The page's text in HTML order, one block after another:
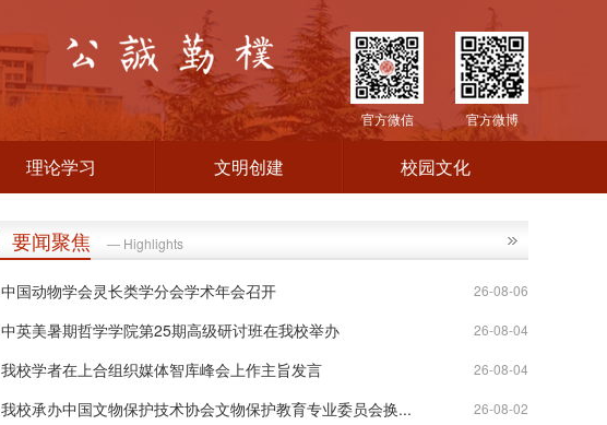
官方微信 官方微博
理论学习 文明创建 校园文化
要闻聚焦 — Highlights
26-08-06
中国动物学会灵长类学分会学术年会召开
26-08-04
中英美暑期哲学学院第25期高级研讨班在我校举办
26-08-04
我校学者在上合组织媒体智库峰会上作主旨发言
26-08-02
我校承办中国文物保护技术协会文物保护教育专业委员会换...